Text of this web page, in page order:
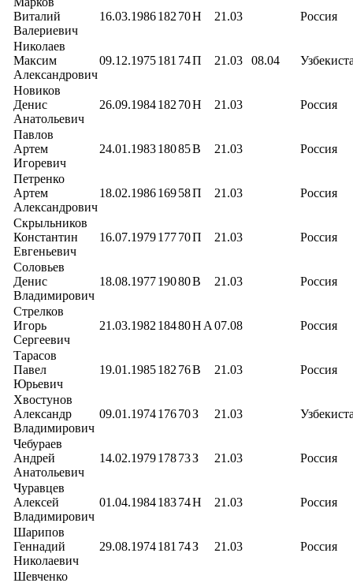
Виталий
Валериевич
16.03.1986182 70Н 21.03 Россия
Николаев
Максим
Александрович
09.12.1975181 74П 21.03 08.04
Новиков
Денис
Анатольевич
26.09.1984182 70Н 21.03 Россия
Павлов
Артем
Игоревич
24.01.198318085В 21.03 Россия
Петренко
Артем
Александрович
18.02.198616958П 21.03 Россия
Скрыльников
Константин
Евгеньевич
16.07.197917770П 21.03 Россия
Соловьев
Денис
Владимирович
18.08.197719080В 21.03 Россия
Стрелков
Игорь
Сергеевич
21.03.1982 18480Н А 07.08 Россия
Тарасов
Павел
Юрьевич
19.01.1985182 76В 21.03 Россия
Хвостунов
Александр
Владимирович
09.01.197417670З 21.03
Чебураев
Андрей
Анатольевич
14.02.197917873З 21.03 Россия
Чуравцев
Алексей
Владимирович
01.04.198418374Н 21.03 Россия
Шарипов
Геннадий
Николаевич
29.08.1974181 74З 21.03 Россия
Шевченко